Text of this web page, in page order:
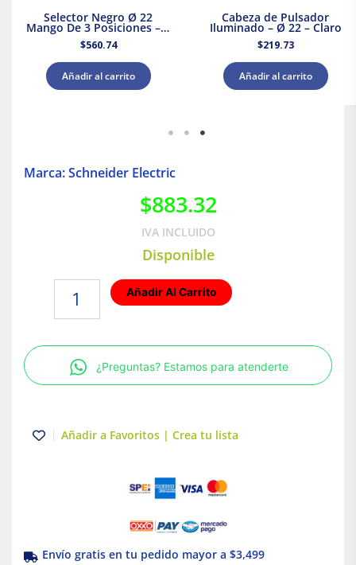
Selector Negro Ø 22
Mango De 3 Posiciones – 2
Na
$560.74
Añadir al carrito
Cabeza de Pulsador
Iluminado – Ø 22 – Claro
$219.73
Añadir al carrito
Marca: Schneider Electric
$883.32
IVA INCLUIDO
Disponible
6
espacios
12
NEMA
Añadir Al Carrito
¿Preguntas? Estamos para atenderte
Añadir a Favoritos | Crea tu lista
Envío gratis en tu pedido mayor a $3,499